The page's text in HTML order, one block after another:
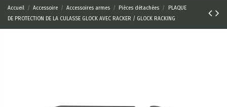
Accueil Accessoire Accessoires armes Pièces détachées
PLAQUE
DE PROTECTION DE LA CULASSE GLOCK AVEC RACKER / GLOCK RACKING